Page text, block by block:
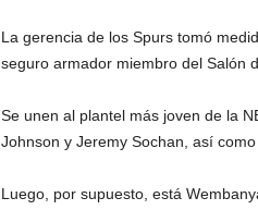
La gerencia de los Spurs tomó
seguro armador miembro del Salón
Se unen al plantel más joven de la
Johnson y Jeremy Sochan, así
Luego, por supuesto, está